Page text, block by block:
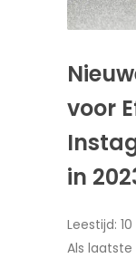
voor
in
Leestijd: 10
Als